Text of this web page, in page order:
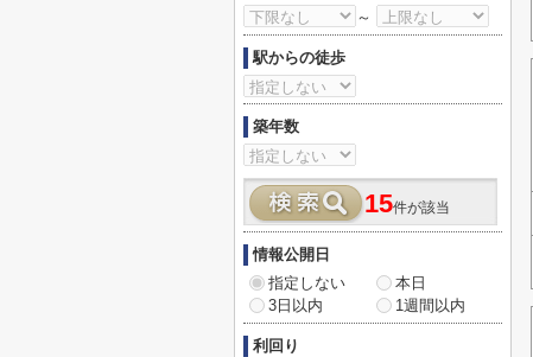
～
駅からの徒歩
築年数
15件が該当
情報公開日
指定しない
本日
3日以内
1週間以内
利回り